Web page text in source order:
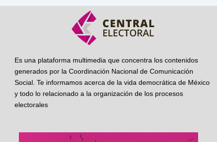
Es una plataforma multimedia que concentra los contenidos
generados por la Coordinación Nacional de Comunicación
Social. Te informamos acerca de la vida democrática de México
y todo lo relacionado a la organización de los procesos
electorales